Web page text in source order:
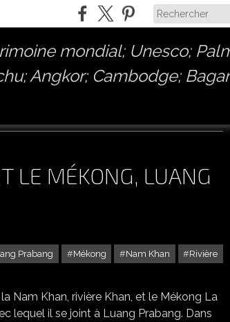
mondial; Unesco;
Angkor; Cambodge;
LE MÉKONG, LUANG
Prabang Mékong Nam Khan Rivière
KHAN ET LE MÉKONG, LUANG PRABANG
Nam Khan, rivière Khan, et le Mékong La
lequel il se joint à Luang Prabang. Dans